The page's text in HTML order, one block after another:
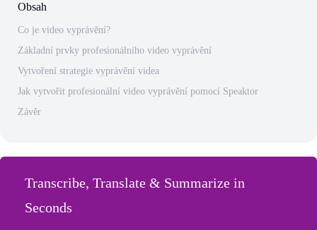
Obsah
Co je video vyprávění?
Základní prvky profesionálního video vyprávění
Vytvoření strategie vyprávění videa
Jak vytvořit profesionální video vyprávění pomocí Speaktor
Závěr
Transcribe, Translate & Summarize in
Seconds